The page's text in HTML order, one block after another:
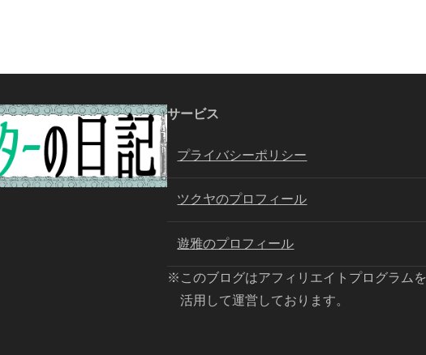
サービス
プライバシーポリシー
ツクヤのプロフィール
遊雅のプロフィール
※このブログはアフィリエイトプログラムを
活用して運営しております。